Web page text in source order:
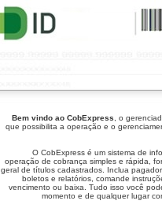
Bem vindo ao CobExpress , o
que possibilita a operação e o
O CobExpress é um sistema de
operação de cobrança simples e rápida,
geral de títulos cadastrados. Inclua
boletos e relatórios, comande
vencimento ou baixa. Tudo isso você
momento e de qualquer lugar